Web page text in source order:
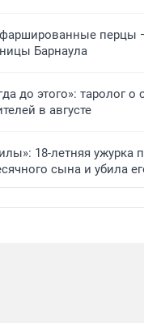
фаршированные перцы
Барнаула
до этого»: таролог о
в августе
18-летняя ужурка
сына и убила